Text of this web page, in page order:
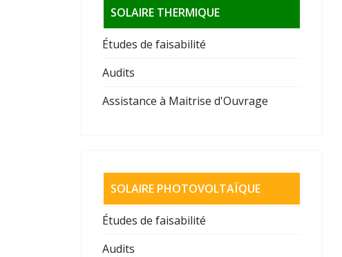
SOLAIRE THERMIQUE
Études de faisabilité
Audits
Assistance à Maitrise d'Ouvrage
SOLAIRE PHOTOVOLTAÏQUE
Études de faisabilité
Audits